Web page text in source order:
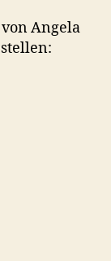
Angela